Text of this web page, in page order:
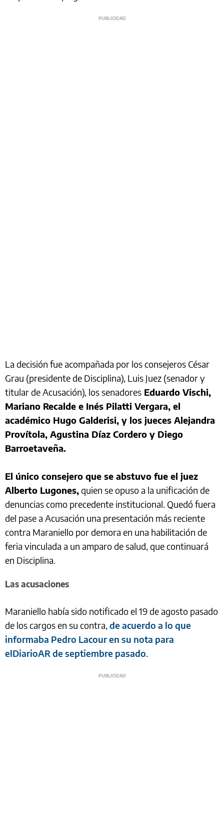
La decisión fue acompañada por los consejeros César
Grau (presidente de Disciplina), Luis Juez (senador y
titular de Acusación), los senadores Eduardo Vischi,
Mariano Recalde e Inés Pilatti Vergara, el
académico Hugo Galderisi, y los jueces Alejandra
Provítola, Agustina Díaz Cordero y Diego
Barroetaveña.
El único consejero que se abstuvo fue el juez
Alberto Lugones,quien se opuso a la unificación de
denuncias como precedente institucional. Quedó fuera
del pase a Acusación una presentación más reciente
contra Maraniello por demora en una habilitación de
feria vinculada a un amparo de salud, que continuará
en Disciplina.
Las acusaciones
Maraniello había sido notificado el 19 de agosto pasado
de los cargos en su contra, de acuerdo a lo que
informaba Pedro Lacour en su nota para
elDiarioAR de septiembre pasado.